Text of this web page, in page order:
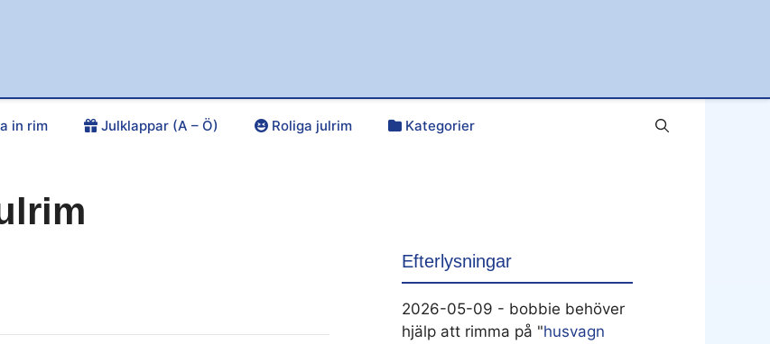
in rim Julklappar (A – Ö) Roliga julrim Kategorier
Efterlysningar
2026-05-09 - bobbie behöver
hjälp att rimma på "husvagn